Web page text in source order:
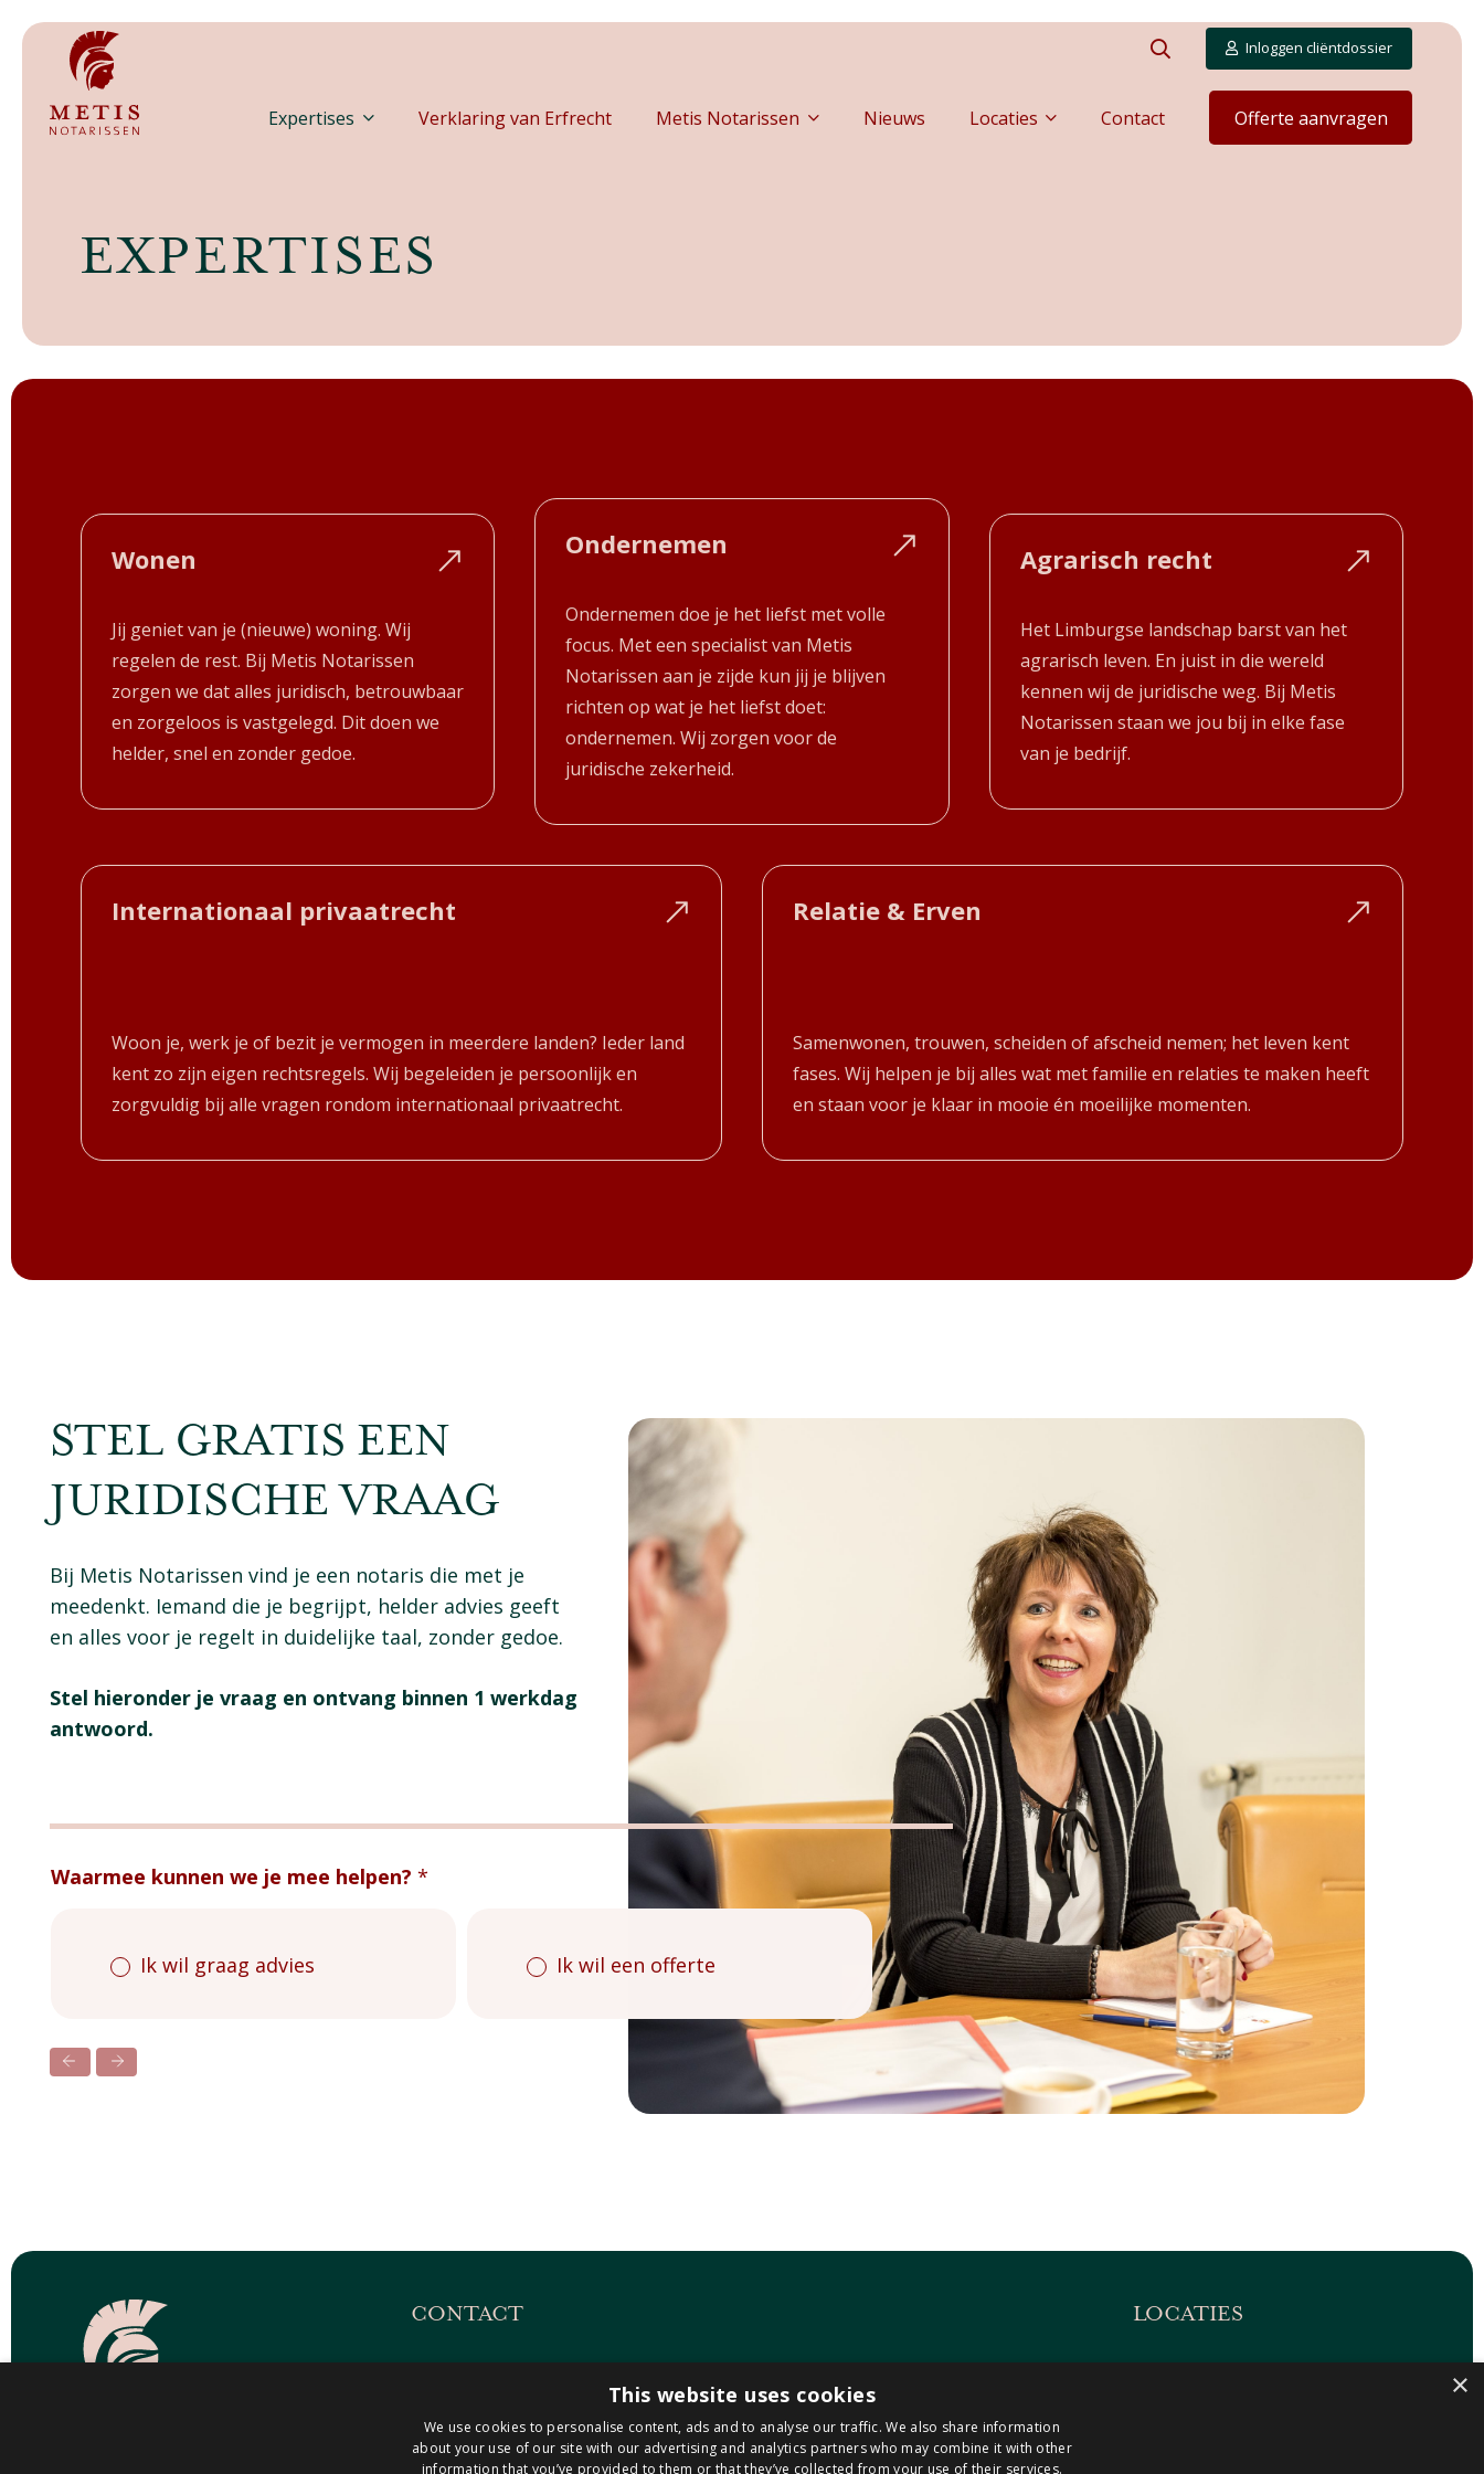
Inloggen cliëntdossier
Expertises Verklaring van Erfrecht Metis Notarissen Nieuws Locaties Contact Offerte aanvragen
EXPERTISES
Wonen
Jij geniet van je (nieuwe) woning. Wij
regelen de rest. Bij Metis Notarissen
zorgen we dat alles juridisch, betrouwbaar
en zorgeloos is vastgelegd. Dit doen we
helder, snel en zonder gedoe.
Ondernemen
Ondernemen doe je het liefst met volle
focus. Met een specialist van Metis
Notarissen aan je zijde kun jij je blijven
richten op wat je het liefst doet:
ondernemen. Wij zorgen voor de
juridische zekerheid.
Agrarisch recht
Het Limburgse landschap barst van het
agrarisch leven. En juist in die wereld
kennen wij de juridische weg. Bij Metis
Notarissen staan we jou bij in elke fase
van je bedrijf.
Internationaal privaatrecht
Woon je, werk je of bezit je vermogen in meerdere landen? Ieder land
kent zo zijn eigen rechtsregels. Wij begeleiden je persoonlijk en
zorgvuldig bij alle vragen rondom internationaal privaatrecht.
Relatie & Erven
Samenwonen, trouwen, scheiden of afscheid nemen; het leven kent
fases. Wij helpen je bij alles wat met familie en relaties te maken heeft
en staan voor je klaar in mooie én moeilijke momenten.
STEL GRATIS EEN
JURIDISCHE VRAAG
Bij Metis Notarissen vind je een notaris die met je
meedenkt. Iemand die je begrijpt, helder advies geeft
en alles voor je regelt in duidelijke taal, zonder gedoe.
Stel hieronder je vraag en ontvang binnen 1 werkdag
antwoord.
Vraag
/Waarmee kunnen we je mee helpen? *
Ik wil graag advies Ik wil een offerte
CONTACT
6199 ZN Maastricht-Airport
BTW NL8221.98.423.B01
LOCATIES
×
This website uses cookies
We use cookies to personalise content, ads and to analyse our traffic. We also share information
about your use of our site with our advertising and analytics partners who may combine it with other
information that you’ve provided to them or that they’ve collected from your use of their services.